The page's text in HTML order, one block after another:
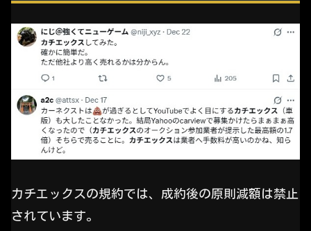
カチエックスの規約では、成約後の原則減額は禁止
されています。